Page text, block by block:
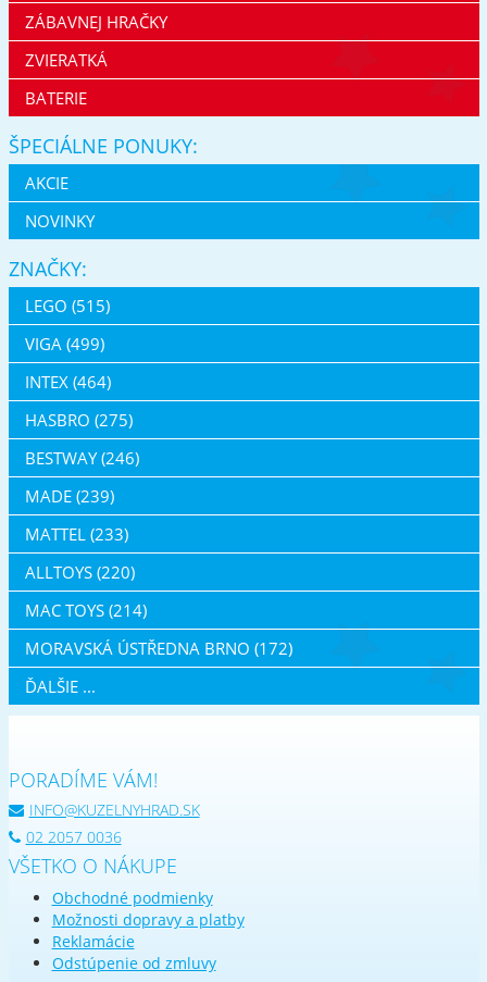
ZÁBAVNEJ HRAČKY
ZVIERATKÁ
BATERIE
ŠPECIÁLNE PONUKY:
AKCIE
NOVINKY
ZNAČKY:
LEGO (515)
VIGA (499)
INTEX (464)
HASBRO (275)
BESTWAY (246)
MADE (239)
MATTEL (233)
ALLTOYS (220)
MAC TOYS (214)
MORAVSKÁ ÚSTŘEDNA BRNO (172)
ĎALŠIE ...
PORADÍME VÁM!
INFO@KUZELNYHRAD.SK
02 2057 0036
VŠETKO O NÁKUPE
Obchodné podmienky
Možnosti dopravy a platby
Reklamácie
Odstúpenie od zmluvy